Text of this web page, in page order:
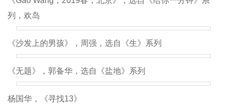
列，欢岛
《沙发上的男孩》，周强，选自《生》系列
《无题》，郭备华，选自《盐地》系列
杨国华，《寻找13》